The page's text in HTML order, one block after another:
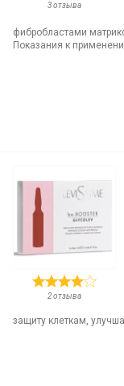
3 отзыва
фибробластами
Показания к
2 отзыва
защиту клеткам,